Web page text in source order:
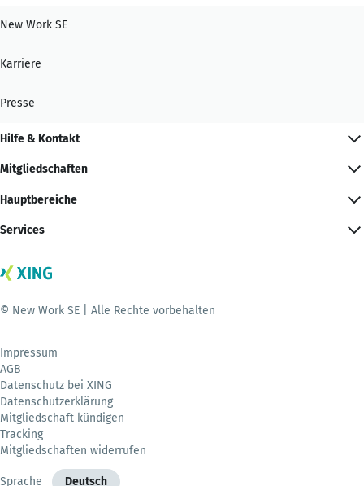
New Work SE
Karriere
Presse
Hilfe & Kontakt
Mitgliedschaften
Hauptbereiche
Services
© New Work SE | Alle Rechte vorbehalten
Impressum
AGB
Datenschutz bei XING
Datenschutzerklärung
Mitgliedschaft kündigen
Tracking
Mitgliedschaften widerrufen
Sprache Deutsch